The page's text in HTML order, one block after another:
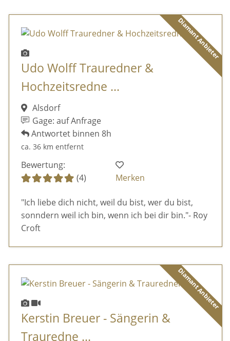
Diamant Anbieter
Udo Wolff Trauredner &
Hochzeitsredne ...
Alsdorf
Gage: auf Anfrage
Antwortet binnen 8h
ca. 36 km entfernt
Bewertung:
(4)
Merken
"Ich liebe dich nicht, weil du bist, wer du bist,
sonndern weil ich bin, wenn ich bei dir bin."- Roy
Croft
Diamant Anbieter
Kerstin Breuer - Sängerin &
Trauredne ...